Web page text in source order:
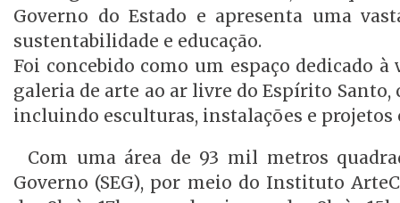
Governo do Estado e apresenta uma
sustentabilidade e educação.
Foi concebido como um espaço dedicado
galeria de arte ao ar livre do Espírito Santo,
incluindo esculturas, instalações e projetos
Com uma área de 93 mil metros
Governo (SEG), por meio do Instituto